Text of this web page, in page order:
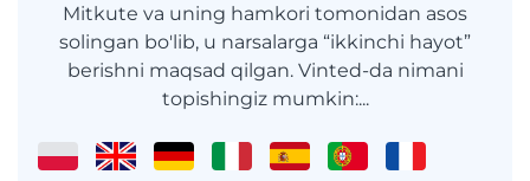
Mitkute va uning hamkori tomonidan asos
solingan bo'lib, u narsalarga “ikkinchi hayot”
berishni maqsad qilgan. Vinted-da nimani
topishingiz mumkin:...